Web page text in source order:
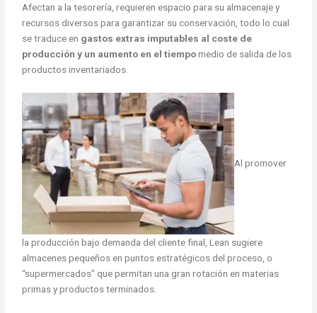
Afectan a la tesorería, requieren espacio para su almacenaje y
recursos diversos para garantizar su conservación, todo lo cual
se traduce en gastos extras imputables al coste de
producción y un aumento en el tiempomedio de salida de los
productos inventariados.
Al promover
la producción bajo demanda del cliente final, Lean sugiere
almacenes pequeños en puntos estratégicos del proceso, o
“supermercados” que permitan una gran rotación en materias
primas y productos terminados.